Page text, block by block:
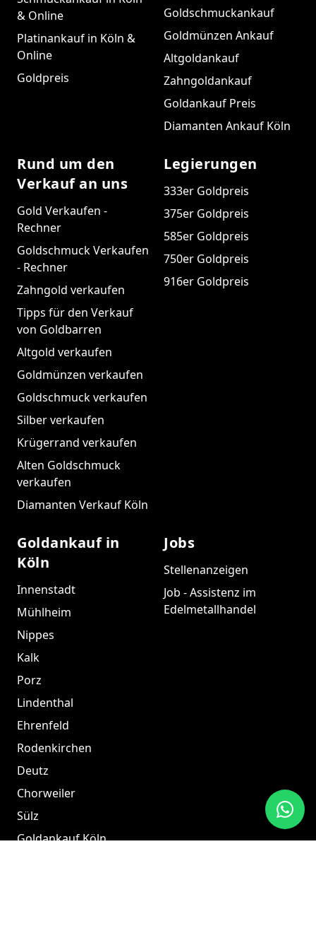
& Online
Platinankauf in Köln &
Online
Goldpreis
Goldschmuckankauf
Goldmünzen Ankauf
Altgoldankauf
Zahngoldankauf
Goldankauf Preis
Diamanten Ankauf Köln
Rund um den
Verkauf an uns
Gold Verkaufen -
Rechner
Goldschmuck Verkaufen
- Rechner
Zahngold verkaufen
Tipps für den Verkauf
von Goldbarren
Altgold verkaufen
Goldmünzen verkaufen
Goldschmuck verkaufen
Silber verkaufen
Krügerrand verkaufen
Alten Goldschmuck
verkaufen
Diamanten Verkauf Köln
Legierungen
333er Goldpreis
375er Goldpreis
585er Goldpreis
750er Goldpreis
916er Goldpreis
Goldankauf in
Köln
Innenstadt
Mühlheim
Nippes
Kalk
Porz
Lindenthal
Ehrenfeld
Rodenkirchen
Deutz
Chorweiler
Sülz
Goldankauf Köln
Jobs
Stellenanzeigen
Job - Assistenz im
Edelmetallhandel